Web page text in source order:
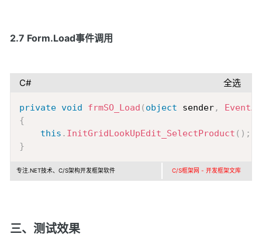
2.7 Form.Load事件调用
C# 全选
private void frmSO_Load ( object sender,
{
this . InitGridLookUpEdit_SelectProduct ( ) ;
}
专注.NET技术、C/S架构开发框架软件 C/S框架网 - 开发框架文库
三、测试效果